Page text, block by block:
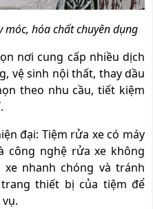
móc, hóa chất chuyên dụng
nơi cung cấp nhiều dịch
vệ sinh nội thất, thay dầu
theo nhu cầu, tiết kiệm
đại: Tiệm rửa xe có máy
công nghệ rửa xe không
nhanh chóng và tránh
thiết bị của tiệm để